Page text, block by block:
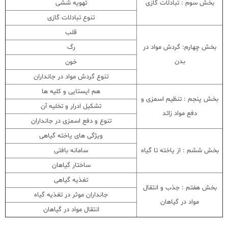
بخش سوم : تبادلات گازی
تهویه ششی
تنوع تبادلات گازی
بخش چهارم: گردش مواد در
بدن
قلب
رگ
خون
تنوع گردش مواد در جانداران
بخش پنجم : تنظیم اسمزی و
دفع مواد زائد
هم ایستایی و کلیه ها
تشکیل ادرار و تخلیه آن
تنوع و دفع اسمزی در جانداران
بخش ششم : از یاخته تا گیاه
ویژگی های یاخته گیاهی
سامانه بافتی
ساختار گیاهان
بخش هفتم : جذب و انتقال
مواد در گیاهان
تغذیه گیاهی
جانداران موثر در تغذیه گیاه
انتقال مواد در گیاهان